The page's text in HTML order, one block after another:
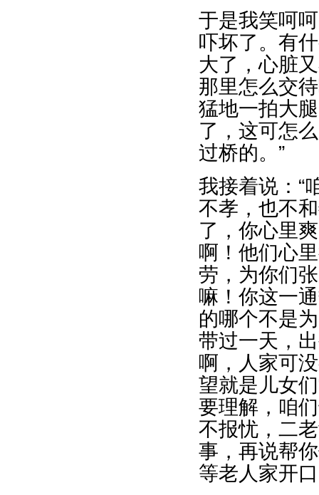
于是我笑呵
吓坏了。有
大了，心脏
那里怎么交
猛地一拍大
了，这可怎
过桥的。”
我接着说：“
不孝，也不
了，你心里
啊！他们心
劳，为你们
嘛！你这一
的哪个不是
带过一天，
啊，人家可
望就是儿女
要理解，咱
不报忧，二
事，再说帮
等老人家开